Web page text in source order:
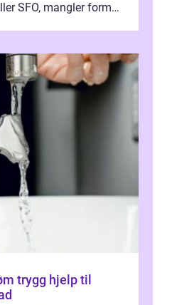
SFO, mangler formell
til